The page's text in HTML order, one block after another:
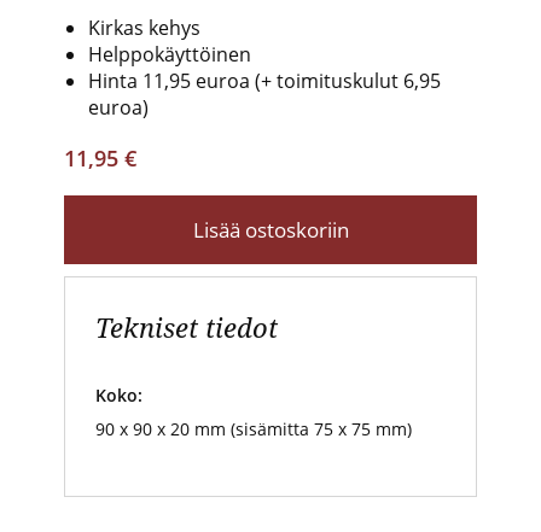
Kirkas kehys
Helppokäyttöinen
Hinta 11,95 euroa (+ toimituskulut 6,95
euroa)
11,95 €
Lisää ostoskoriin
Tekniset tiedot
Koko:
90 x 90 x 20 mm (sisämitta 75 x 75 mm)